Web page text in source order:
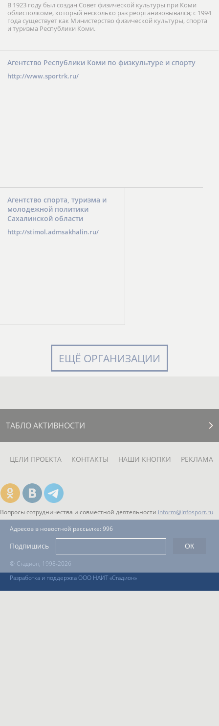
В 1923 году был создан Совет физической культуры при Коми
облисполкоме, который несколько раз реорганизовывался; с 1994
года существует как Министерство физической культуры, спорта
и туризма Республики Коми.
Агентство Республики Коми по физкультуре и спорту
http://www.sportrk.ru/
Агентство спорта, туризма и
молодежной политики
Сахалинской области
http://stimol.admsakhalin.ru/
ЕЩЁ ОРГАНИЗАЦИИ
ТАБЛО АКТИВНОСТИ
ЦЕЛИ ПРОЕКТА КОНТАКТЫ НАШИ КНОПКИ РЕКЛАМА
Вопросы сотрудничества и совместной деятельности inform@infosport.ru
© Стадион, 1998-2026
Разработка и поддержка ООО НАИТ «Стадион»
Адресов в новостной рассылке: 996
Подпишись